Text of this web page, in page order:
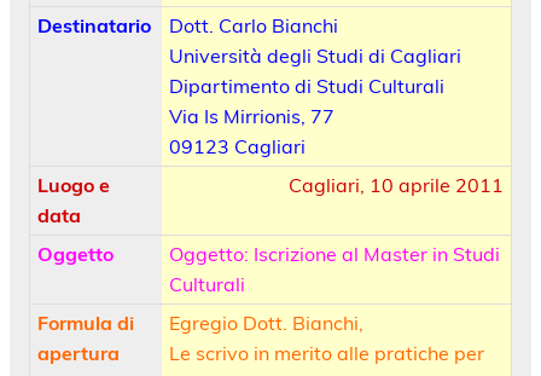
Destinatario
Dott. Carlo Bianchi
Università degli Studi di Cagliari
Dipartimento di Studi Culturali
Via Is Mirrionis, 77
09123 Cagliari
Luogo e
data
Cagliari, 10 aprile 2011
Oggetto
Oggetto: Iscrizione al Master in Studi
Culturali
Formula di
apertura
Egregio Dott. Bianchi,
Le scrivo in merito alle pratiche per